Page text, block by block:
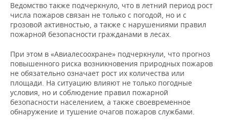
Ведомство также подчеркнуло, что в летний период рост
числа пожаров связан не только с погодой, но и с
грозовой активностью, а также с нарушениями правил
пожарной безопасности гражданами в лесах.
При этом в «Авиалесоохране» подчеркнули, что прогноз
повышенного риска возникновения природных пожаров
не обязательно означает рост их количества или
площади. На ситуацию влияют не только погодные
условия, но и соблюдение правил пожарной
безопасности населением, а также своевременное
обнаружение и тушение очагов пожаров службами.